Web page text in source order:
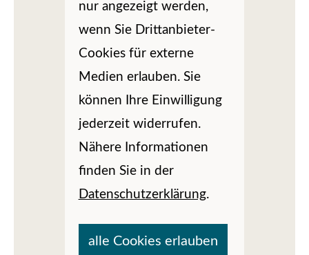
nur angezeigt werden,
wenn Sie Drittanbieter-
Cookies für externe
Medien erlauben. Sie
können Ihre Einwilligung
jederzeit widerrufen.
Nähere Informationen
finden Sie in der
Datenschutzerklärung.
alle Cookies erlauben